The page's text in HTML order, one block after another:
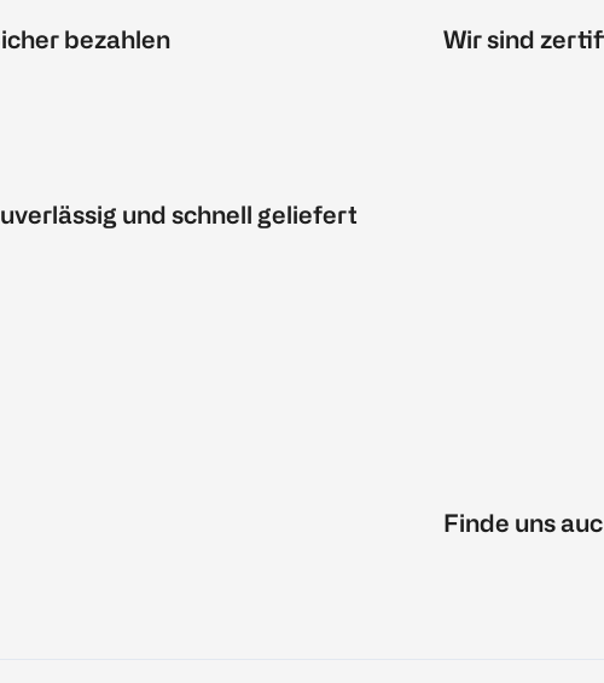
bezahlen
und schnell geliefert
Wir sind
Finde uns